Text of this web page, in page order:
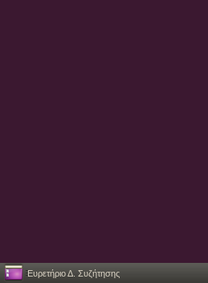
Ευρετήριο Δ. Συζήτησης